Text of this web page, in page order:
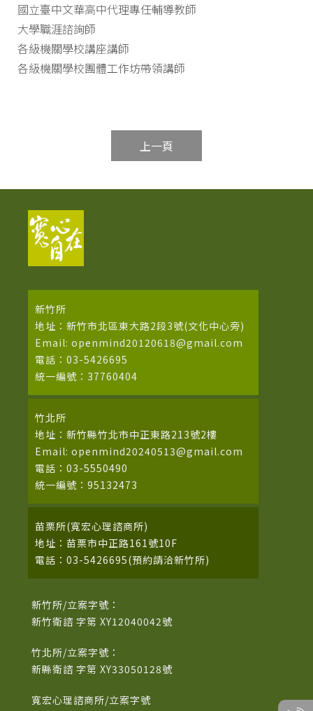
國立臺中文華高中代理專任輔導教師
大學職涯諮詢師
各級機關學校講座講師
各級機關學校團體工作坊帶領講師
上一頁
新竹所
地址：新竹市北區東大路2段3號(文化中心旁)
Email: openmind20120618@gmail.com
電話：03-5426695
統一編號：37760404
竹北所
地址：新竹縣竹北市中正東路213號2樓
Email: openmind20240513@gmail.com
電話：03-5550490
統一編號：95132473
苗栗所(寬宏心理諮商所)
地址：苗栗市中正路161號10F
電話：03-5426695(預約請洽新竹所)
新竹所/立案字號：
新竹衛諮 字第 XY12040042號
竹北所/立案字號：
新縣衛諮 字第 XY33050128號
寬宏心理諮商所/立案字號